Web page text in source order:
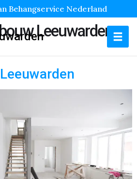
Behangservice Nederland
Leeuwarden